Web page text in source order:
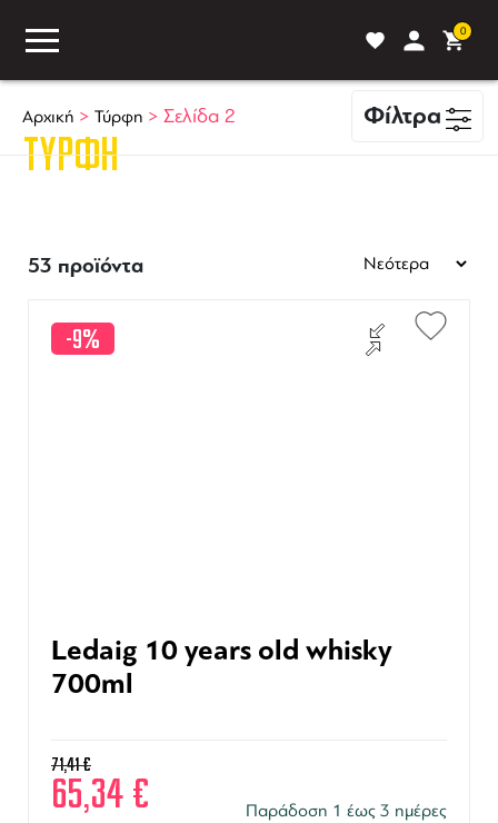
0
Αρχική > Τύρφη > Σελίδα 2 Φίλτρα
ΤΎΡΦΗ
53 προϊόντα
-9%
Ledaig 10 years old whisky
700ml
71,41€
65,34€ Παράδοση 1 έως 3 ημέρες